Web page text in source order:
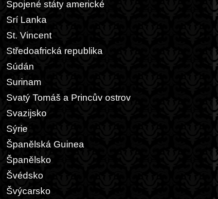
Spojené státy americké
Srí Lanka
St. Vincent
Středoafrická republika
Súdán
Surinam
Svatý Tomáš a Princův ostrov
Svazijsko
Sýrie
Španělská Guinea
Španělsko
Švédsko
Švýcarsko